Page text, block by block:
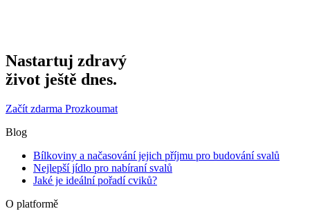
Nastartuj zdravý
život ještě dnes.
Začít zdarma Prozkoumat
Blog
Bílkoviny a načasování jejich příjmu pro budování svalů
Nejlepší jídlo pro nabíraní svalů
Jaké je ideální pořadí cviků?
O platformě